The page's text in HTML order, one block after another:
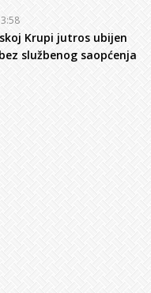
Krupi jutros ubijen
službenog saopćenja